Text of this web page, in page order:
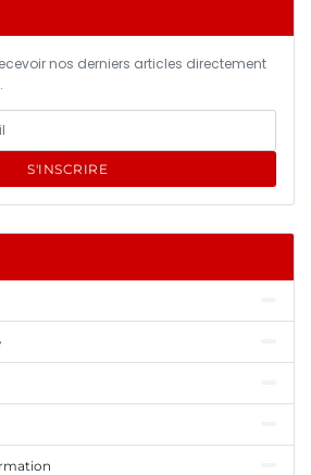
nos derniers articles directement
S'INSCRIRE